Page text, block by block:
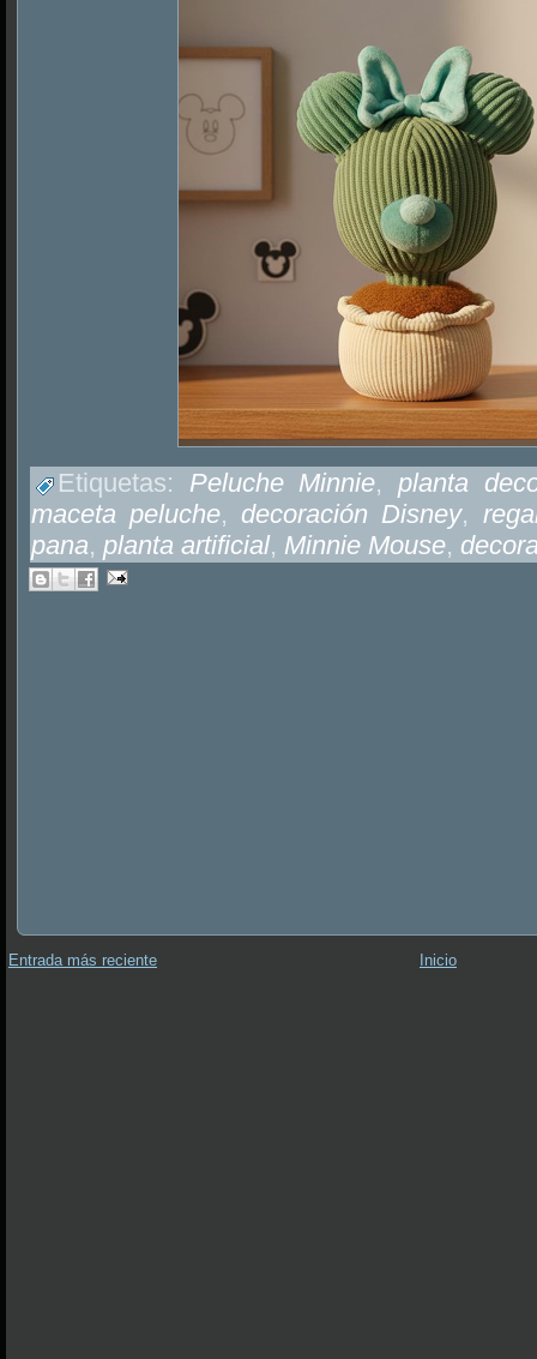
Etiquetas: Peluche Minnie,planta
maceta peluche, decoración Disney,
pana, planta artificial, Minnie Mouse,
Entrada más reciente Inicio